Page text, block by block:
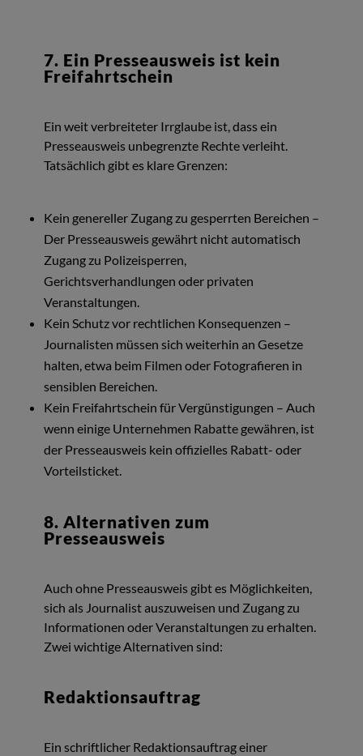
7. Ein Presseausweis ist kein
Freifahrtschein
Ein weit verbreiteter Irrglaube ist, dass ein
Presseausweis unbegrenzte Rechte verleiht.
Tatsächlich gibt es klare Grenzen:
Kein genereller Zugang zu gesperrten Bereichen –
Der Presseausweis gewährt nicht automatisch
Zugang zu Polizeisperren,
Gerichtsverhandlungen oder privaten
Veranstaltungen.
Kein Schutz vor rechtlichen Konsequenzen –
Journalisten müssen sich weiterhin an Gesetze
halten, etwa beim Filmen oder Fotografieren in
sensiblen Bereichen.
Kein Freifahrtschein für Vergünstigungen – Auch
wenn einige Unternehmen Rabatte gewähren, ist
der Presseausweis kein offizielles Rabatt- oder
Vorteilsticket.
8. Alternativen zum
Presseausweis
Auch ohne Presseausweis gibt es Möglichkeiten,
sich als Journalist auszuweisen und Zugang zu
Informationen oder Veranstaltungen zu erhalten.
Zwei wichtige Alternativen sind:
Redaktionsauftrag
Ein schriftlicher Redaktionsauftrag einer